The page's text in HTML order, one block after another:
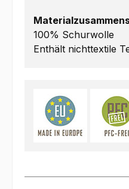
100% Schurwolle
Enthält nichttextile